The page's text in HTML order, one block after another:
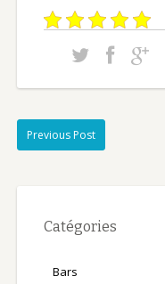
Previous Post
Catégories
Bars